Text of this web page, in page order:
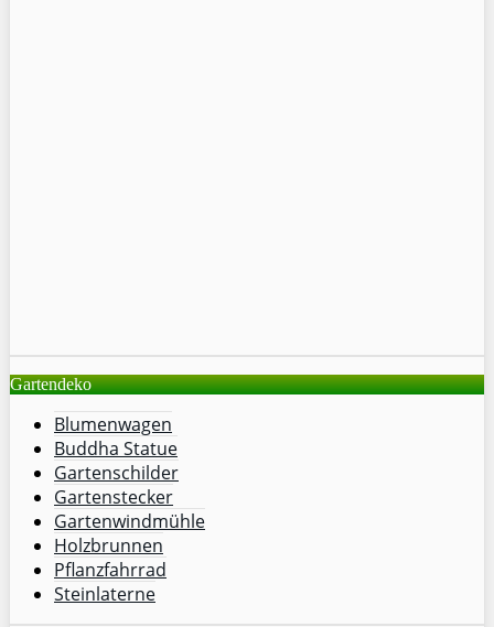
Gartendeko
Blumenwagen
Buddha Statue
Gartenschilder
Gartenstecker
Gartenwindmühle
Holzbrunnen
Pflanzfahrrad
Steinlaterne